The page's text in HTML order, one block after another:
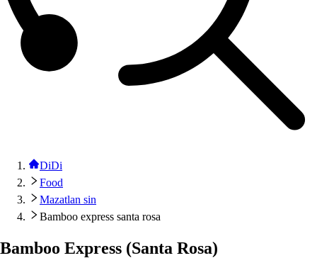
DiDi
Food
Mazatlan sin
Bamboo express santa rosa
Bamboo Express (Santa Rosa)